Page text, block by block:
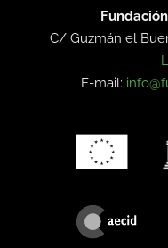
C/ Guzmán el
E-mail: